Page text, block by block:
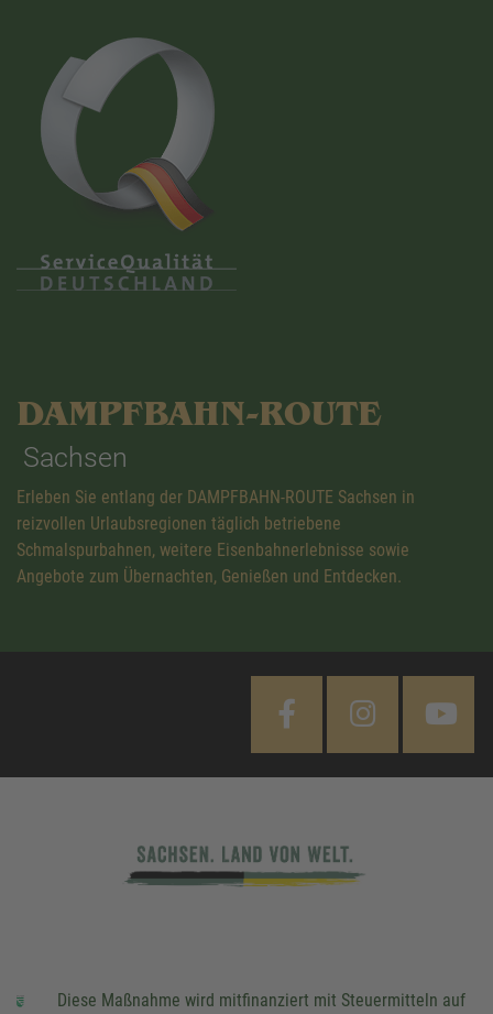
DAMPFBAHN-ROUTE
Sachsen
Erleben Sie entlang der DAMPFBAHN-ROUTE Sachsen in
reizvollen Urlaubsregionen täglich betriebene
Schmalspurbahnen, weitere Eisenbahnerlebnisse sowie
Angebote zum Übernachten, Genießen und Entdecken.
Diese Maßnahme wird mitfinanziert mit Steuermitteln auf